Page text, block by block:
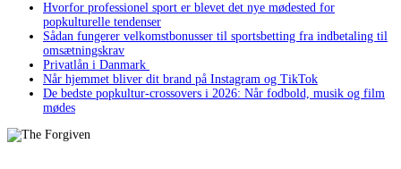
Hvorfor professionel sport er blevet det nye mødested for
popkulturelle tendenser
Sådan fungerer velkomstbonusser til sportsbetting fra indbetaling til
omsætningskrav
Privatlån i Danmark
Når hjemmet bliver dit brand på Instagram og TikTok
De bedste popkultur-crossovers i 2026: Når fodbold, musik og film
mødes